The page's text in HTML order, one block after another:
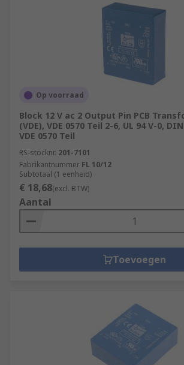
Op voorraad
Block 12 V ac 2 Output Pin PCB
(VDE), VDE 0570 Teil 2-6, UL 94 V-0,
VDE 0570 Teil
RS-stocknr. 201-7101
Fabrikantnummer FL 10/12
Subtotaal (1 eenheid)
€ 18,68(excl. BTW)
Aantal
Toevoegen